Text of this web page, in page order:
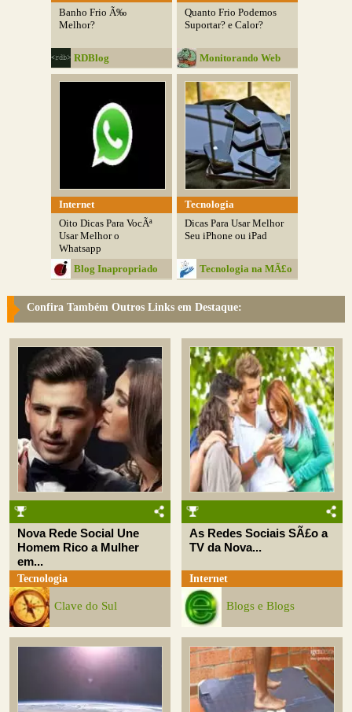
Banho Frio Ã‰
Melhor?
RDBlog
Quanto Frio Podemos
Suportar? e Calor?
Monitorando Web
Internet
Oito Dicas Para VocÃª
Usar Melhor o
Whatsapp
Blog Inapropriado
Tecnologia
Dicas Para Usar Melhor
Seu iPhone ou iPad
Tecnologia na MÃ£o
Confira Também Outros Links em Destaque:
Nova Rede Social Une
Homem Rico a Mulher
em...
Tecnologia
Clave do Sul
As Redes Sociais SÃ£o a
TV da Nova...
Internet
Blogs e Blogs